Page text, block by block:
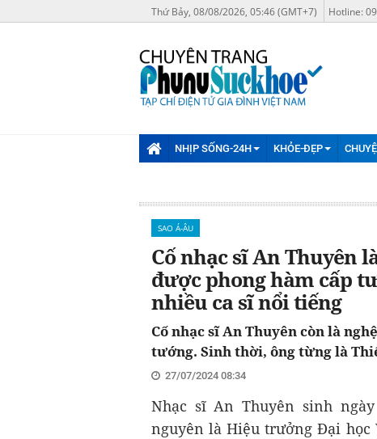
Thứ Bảy, 08/08/2026, 05:46 (GMT+7) Hotline:
NHỊP SỐNG-24H KHỎE-ĐẸP
SAO Á-ÂU
Cố nhạc sĩ An Thuyên
được phong hàm cấp
nhiều ca sĩ nổi tiếng
Cố nhạc sĩ An Thuyên còn là
tướng. Sinh thời, ông từng là
27/07/2024 08:34
Nhạc sĩ An Thuyên sinh
nguyên là Hiệu trưởng Đại học